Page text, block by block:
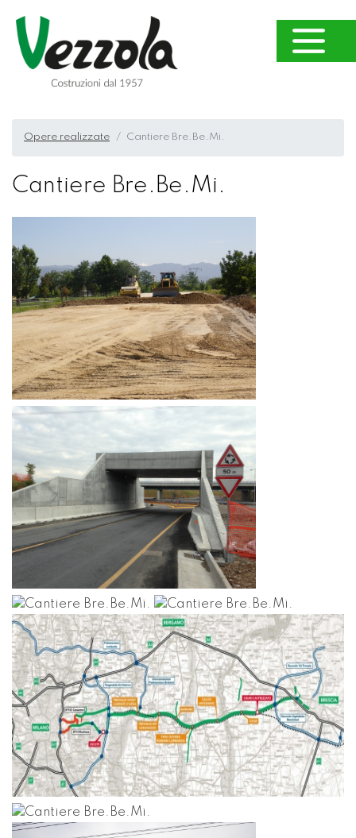
Opere realizzate Cantiere Bre.Be.Mi.
Cantiere Bre.Be.Mi.